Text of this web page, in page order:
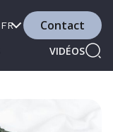
VIDÉOS
FR Contact